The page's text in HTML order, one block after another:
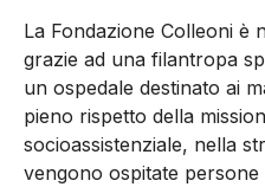
La Fondazione Colleoni è
grazie ad una filantropa
un ospedale destinato ai
pieno rispetto della
socioassistenziale, nella
vengono ospitate